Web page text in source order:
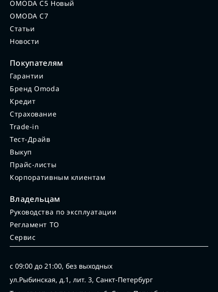
OMODA C5 Новый
OMODA C7
Статьи
Новости
Покупателям
Гарантии
Бренд Omoda
Кредит
Страхование
Trade-in
Тест-Драйв
Выкуп
Прайс-листы
Корпоративным клиентам
Владельцам
Руководства по эксплуатации
Регламент ТО
Сервис
с 09:00 до 21:00, без выходных
ул.Рыбинская, д.1, лит. 3, Санкт-Петербург